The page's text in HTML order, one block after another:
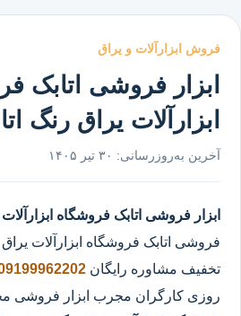
فروش ابزارآلات و یراق
ابزار فروشی اتابک
ابزارآلات یراق رنگ
آخرین به‌روزرسانی: ۳۰ تیر ۱۴۰۵
ابزار فروشی اتابک فروشگاه ابزارآلات
فروشی اتابک فروشگاه ابزارآلات
تخفیف مشاوره رایگان
روزی کارگران مجرب ابزار فروشی